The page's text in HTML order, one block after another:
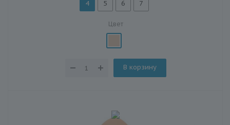
4 5 6 7
Цвет
В корзину